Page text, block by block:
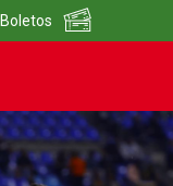
Boletos